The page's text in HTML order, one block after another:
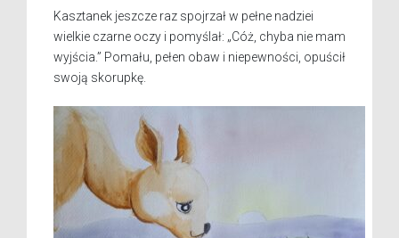
Kasztanek jeszcze raz spojrzał w pełne nadziei
wielkie czarne oczy i pomyślał: „Cóż, chyba nie mam
wyjścia.” Pomału, pełen obaw i niepewności, opuścił
swoją skorupkę.